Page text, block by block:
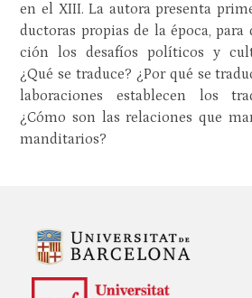
en el XIII. La au­to­ra pre­sen­ta
duc­toras pro­pias de la época,
ción los desa­fíos po­lí­ti­cos y
¿Qué se tra­du­ce? ¿Por qué se
la­bo­ra­cio­nes es­ta­ble­cen los
¿Cómo son las re­la­cio­nes que
man­di­ta­rios?